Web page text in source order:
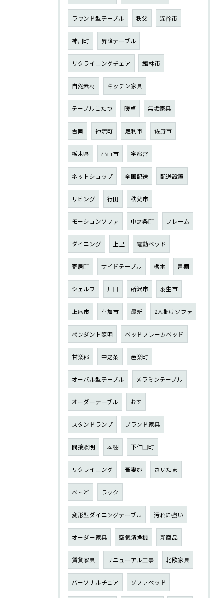
ラウンド型テーブル 秩父 深谷市
神川町 昇降テーブル
リクライニングチェア 館林市
自然素材 キッチン家具
テーブルこたつ 暖卓 無垢家具
吉岡 神流町 足利市 佐野市
栃木県 小山市 宇都宮
ネットショップ 全国配送 配送設置
リビング 行田 秩父市
モーションソファ 中之条町 フレーム
ダイニング 上里 電動ベッド
寄居町 サイドテーブル 栃木 書棚
シェルフ 川口 所沢市 羽生市
上尾市 草加市 最新 2人掛けソファ
ペンダント照明 ベッドフレームベッド
甘楽郡 中之条 邑楽町
オーバル型テーブル メラミンテーブル
オーダーテーブル おす
スタンドランプ ブランド家具
間接照明 本棚 下仁田町
リクライニング 吾妻郡 さいたま
べっど ラック
変形型ダイニングテーブル 汚れに強い
オーダー家具 空気清浄機 新商品
賃貸家具 リニューアル工事 北欧家具
パーソナルチェア ソファベッド